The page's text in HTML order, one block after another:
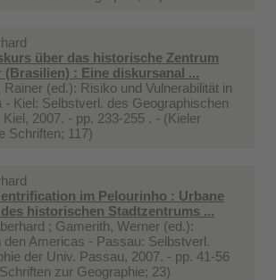
über das historische Zentrum
(Brasilien) : Eine diskursanal ...
Rainer (ed.): Risiko und Vulnerabilität in
- Kiel: Selbstverl. des Geographischen
2007. - pp. 233-255 . - (Kieler
Schriften; 117)
im Pelourinho : Urbane
historischen Stadtzentrums ...
; Gamerith, Werner (ed.):
den Americas - Passau: Selbstverl.
der Univ. Passau, 2007. - pp. 41-56
zur Geographie; 23)